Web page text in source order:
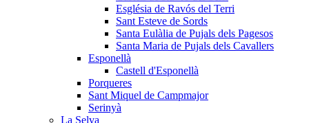
Església de Ravós del Terri
Sant Esteve de Sords
Santa Eulàlia de Pujals dels Pagesos
Santa Maria de Pujals dels Cavallers
Esponellà
Castell d'Esponellà
Porqueres
Sant Miquel de Campmajor
Serinyà
La Selva